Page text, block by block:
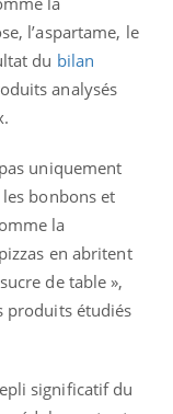
l’aspartame, le
du bilan
analysés
uniquement
bonbons et
la
en abritent
de table »,
produits étudiés
significatif du